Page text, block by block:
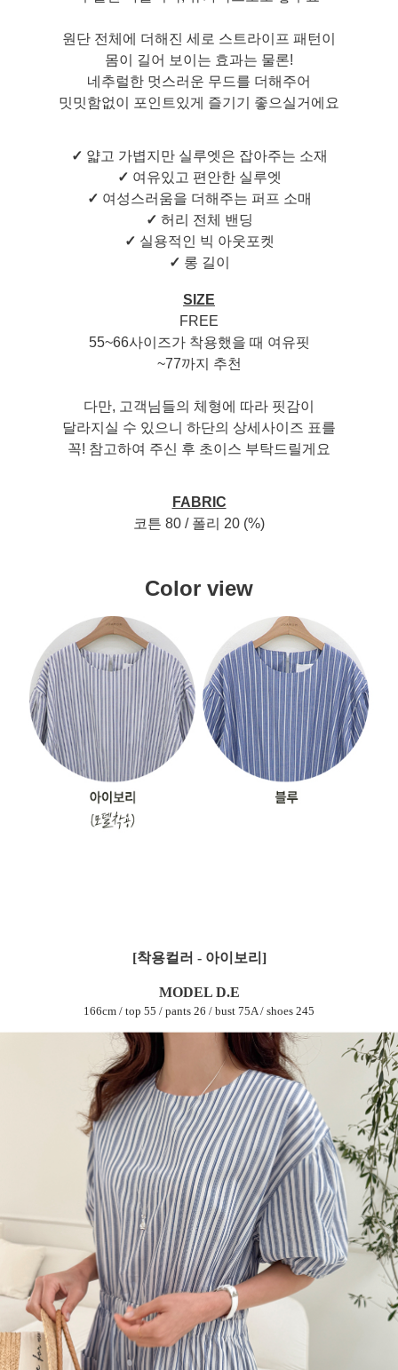
원단 전체에 더해진 세로 스트라이프 패턴이
몸이 길어 보이는 효과는 물론!
네추럴한 멋스러운 무드를 더해주어
밋밋함없이 포인트있게 즐기기 좋으실거에요
✓ 얇고 가볍지만 실루엣은 잡아주는 소재
✓ 여유있고 편안한 실루엣
✓ 여성스러움을 더해주는 퍼프 소매
✓ 허리 전체 밴딩
✓ 실용적인 빅 아웃포켓
✓ 롱 길이
SIZE
FREE
55~66사이즈가 착용했을 때 여유핏
~77까지 추천
다만, 고객님들의 체형에 따라 핏감이
달라지실 수 있으니 하단의 상세사이즈 표를
꼭! 참고하여 주신 후 초이스 부탁드릴게요
FABRIC
코튼 80 / 폴리 20 (%)
Color view
[착용컬러 - 아이보리]
MODEL D.E
166cm / top 55 / pants 26 / bust 75A / shoes 245